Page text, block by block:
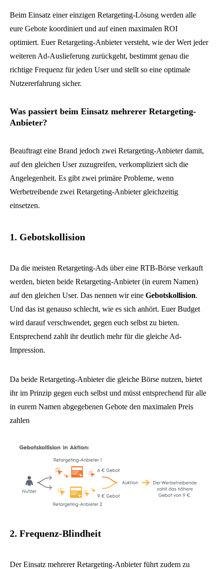
Beim Einsatz einer einzigen Retargeting-Lösung werden alle
eure Gebote koordiniert und auf einen maximalen ROI
optimiert. Euer Retargeting-Anbieter versteht, wie der Wert jeder
weiteren Ad-Auslieferung zurückgeht, bestimmt genau die
richtige Frequenz für jeden User und stellt so eine optimale
Nutzererfahrung sicher.
Was passiert beim Einsatz mehrerer Retargeting-
Anbieter?
Beauftragt eine Brand jedoch zwei Retargeting-Anbieter damit,
auf den gleichen User zuzugreifen, verkompliziert sich die
Angelegenheit. Es gibt zwei primäre Probleme, wenn
Werbetreibende zwei Retargeting-Anbieter gleichzeitig
einsetzen.
1. Gebotskollision
Da die meisten Retargeting-Ads über eine RTB-Börse verkauft
werden, bieten beide Retargeting-Anbieter (in eurem Namen)
auf den gleichen User. Das nennen wir eine Gebotskollision.
Und das ist genauso schlecht, wie es sich anhört. Euer Budget
wird darauf verschwendet, gegen euch selbst zu bieten.
Entsprechend zahlt ihr deutlich mehr für die gleiche Ad-
Impression.
Da beide Retargeting-Anbieter die gleiche Börse nutzen, bietet
ihr im Prinzip gegen euch selbst und müsst entsprechend für alle
in eurem Namen abgegebenen Gebote den maximalen Preis
zahlen
2. Frequenz-Blindheit
Der Einsatz mehrerer Retargeting-Anbieter führt zudem zu